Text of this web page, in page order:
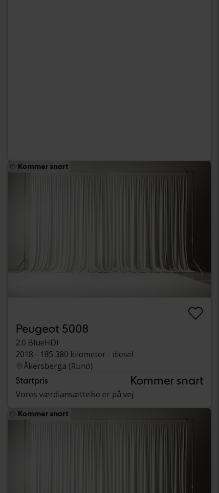
Kommer snart
Peugeot 5008
2.0 BlueHDi
2018
185 380 kilometer
diesel
Åkersberga (Runö)
Startpris Kommer snart
Vores værdiansættelse er på vej
Kommer snart